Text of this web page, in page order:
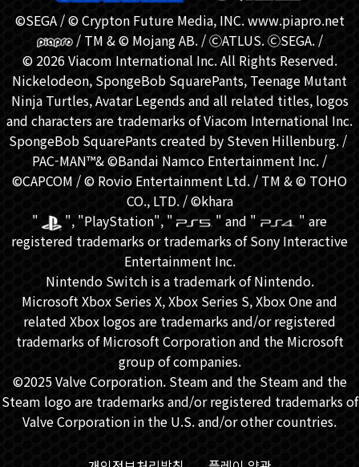
©SEGA / © Crypton Future Media, INC. www.piapro.net
/ TM & © Mojang AB. / ⒸATLUS. ⒸSEGA. /
© 2026 Viacom International Inc. All Rights Reserved.
Nickelodeon, SpongeBob SquarePants, Teenage Mutant
Ninja Turtles, Avatar Legends and all related titles, logos
and characters are trademarks of Viacom International Inc.
SpongeBob SquarePants created by Steven Hillenburg. / ​
PAC-MAN™& ©Bandai Namco Entertainment Inc. /
©CAPCOM / © Rovio Entertainment Ltd. / TM & © TOHO
CO., LTD. / ©khara
"
", "PlayStation", " " and "
" are
registered trademarks or trademarks of Sony Interactive
Entertainment Inc.
Nintendo Switch is a trademark of Nintendo.
Microsoft Xbox Series X, Xbox Series S, Xbox One and
related Xbox logos are trademarks and/or registered
trademarks of Microsoft Corporation and the Microsoft
group of companies.
©2025 Valve Corporation. Steam and the Steam and the
Steam logo are trademarks and/or registered trademarks of
Valve Corporation in the U.S. and/or other countries.